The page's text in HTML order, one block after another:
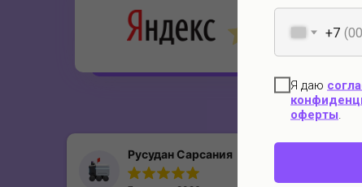
Рейтинг Яндекса:4.7/5
Русудан Сарсания
+7
Я даю
оферты